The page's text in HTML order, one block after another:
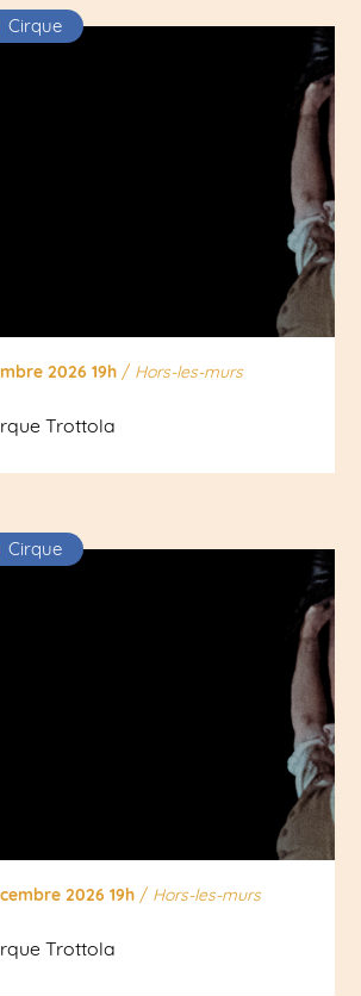
2026 19h/ Hors-les-murs
Trottola
Cirque
2026 19h/ Hors-les-murs
Trottola
Cirque